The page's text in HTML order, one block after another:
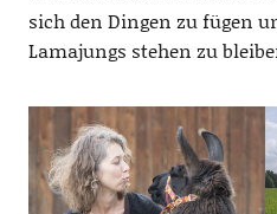
sich den Dingen zu fügen
Lamajungs stehen zu